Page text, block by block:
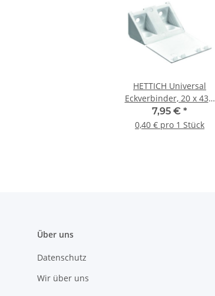
HETTICH Universal
Eckverbinder, 20 x 43 x
20 mm, Kunststoff,
weiß, 20 Stück
7,95 € *
0,40 € pro 1 Stück
Über uns
Datenschutz
Wir über uns